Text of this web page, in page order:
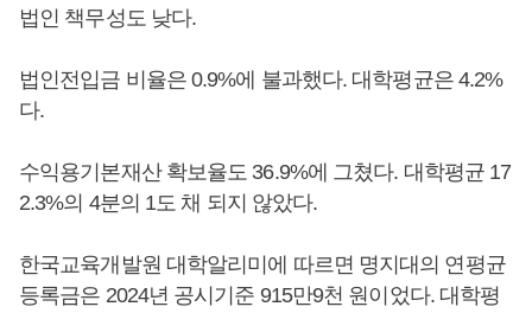
법인 책무성도 낮다.
법인전입금 비율은 0.9%에 불과했다. 대학평균은 4.2%
다.
수익용기본재산 확보율도 36.9%에 그쳤다. 대학평균 17
2.3%의 4분의 1도 채 되지 않았다.
한국교육개발원 대학알리미에 따르면 명지대의 연평균
등록금은 2024년 공시기준 915만9천 원이었다. 대학평